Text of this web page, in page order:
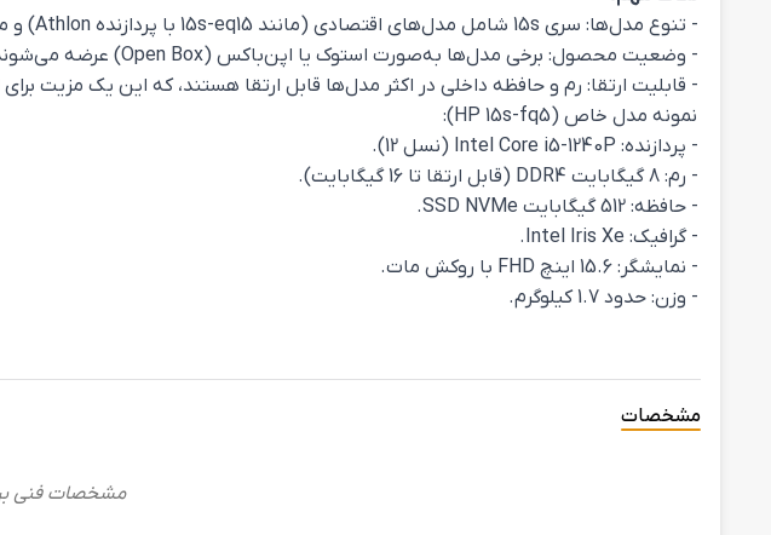
- تنوع مدل‌ها: سری 15s شامل مدل‌های اقتصادی (مانند 15s-eq15 با پردازنده Athlon) و مدل‌های قوی‌تر (مانند 15s-fq5 با i5 نسل 12) است. برای انتخاب، بودجه و نیاز خود را مشخص کنید.
- وضعیت محصول: برخی مدل‌ها به‌صورت استوک یا اپن‌باکس (Open Box) عرضه می‌شوند که ممکن است قیمت پایین‌تری داشته باشند اما باید وضعیت ظاهری و سلامت آن‌ها بررسی شود.
- قابلیت ارتقا: رم و حافظه داخلی در اکثر مدل‌ها قابل ارتقا هستند، که این یک مزیت
نمونه مدل خاص (HP 15s-fq5):
- پردازنده: Intel Core i5-1240P (نسل 12).
- رم: 8 گیگابایت DDR4 (قابل ارتقا تا 16 گیگابایت).
- حافظه: 512 گیگابایت SSD NVMe.
- گرافیک: Intel Iris Xe.
- نمایشگر: 15.6 اینچ FHD با روکش مات.
- وزن: حدود 1.7 کیلوگرم.
مشخصات
مشخصات فنی